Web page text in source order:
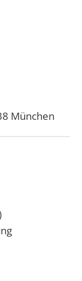
München